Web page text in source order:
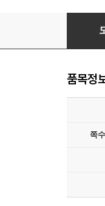
어떻게
품목정
쪽